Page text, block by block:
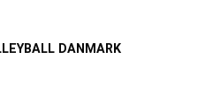
DANMARK